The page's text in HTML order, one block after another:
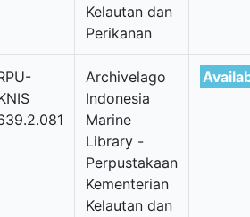
Kelautan dan
Perikanan
Archivelago
Indonesia
Marine
Library -
Perpustakaan
Kementerian
Kelautan dan